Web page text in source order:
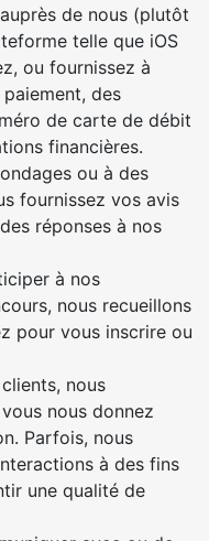
de nous (plutôt
telle que iOS
ou fournissez à
des
de carte de débit
financières.
ou à des
fournissez vos avis
réponses à nos
à nos
nous recueillons
pour vous inscrire ou
nous
nous donnez
Parfois, nous
à des fins
une qualité de